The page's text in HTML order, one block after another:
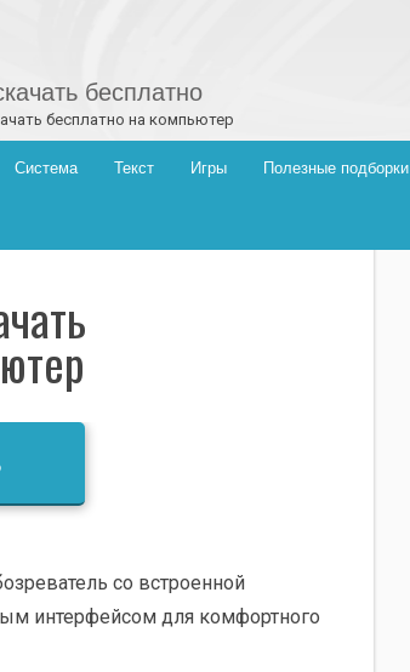
бесплатно
бесплатно на компьютер
Система Текст Игры Полезные подборки
со встроенной
интерфейсом для комфортного